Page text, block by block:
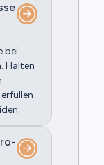
bei
Halten